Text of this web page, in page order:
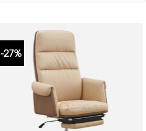
-27%